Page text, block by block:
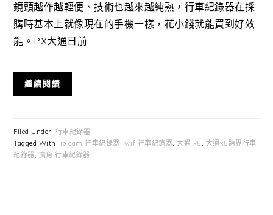
鏡頭越作越輕便、技術也越來越純熟，行車紀錄器在採
購時基本上就像現在的手機一樣，花小錢就能買到好效
能。PX大通日前 ...
繼續閱讀
Filed Under: 行車紀錄器
Tagged With: ip cam 行車紀錄器, wifi行車紀錄器, 大通 x5 , 大通x5跨界行車
紀錄器, 廣角 行車紀錄器